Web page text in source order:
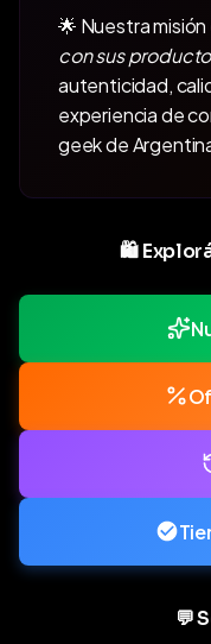
🌟 Nuestra misión
con sus
autenticidad,
experiencia de
geek de
🛍️
💬